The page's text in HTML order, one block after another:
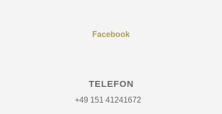
Facebook
TELEFON
+49 151 41241672